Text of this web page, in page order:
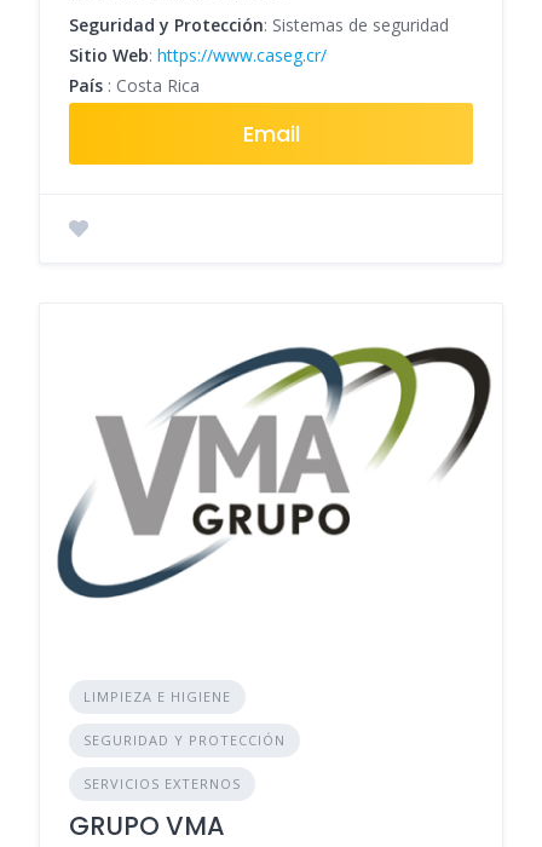
Seguridad y Protección: Sistemas de seguridad
Sitio Web: https://www.caseg.cr/
País : Costa Rica
Email
LIMPIEZA E HIGIENE
SEGURIDAD Y PROTECCIÓN
SERVICIOS EXTERNOS
GRUPO VMA